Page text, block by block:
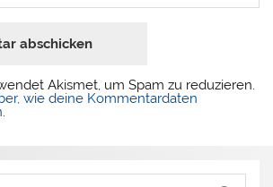
Akismet, um Spam zu reduzieren.
wie deine Kommentardaten
.